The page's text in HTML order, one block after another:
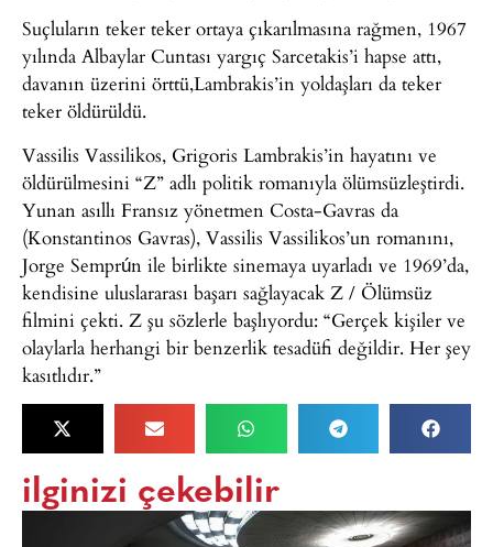
Suçluların teker teker ortaya çıkarılmasına rağmen, 1967
yılında Albaylar Cuntası yargıç Sarcetakis’i hapse attı,
davanın üzerini örttü,Lambrakis’in yoldaşları da teker
teker öldürüldü.
Vassilis Vassilikos, Grigoris Lambrakis’in hayatını ve
öldürülmesini “Z” adlı politik romanıyla ölümsüzleştirdi.
Yunan asıllı Fransız yönetmen Costa-Gavras da
(Konstantinos Gavras), Vassilis Vassilikos’un romanını,
Jorge Semprún ile birlikte sinemaya uyarladı ve 1969’da,
kendisine uluslararası başarı sağlayacak Z / Ölümsüz
filmini çekti. Z şu sözlerle başlıyordu: “Gerçek kişiler ve
olaylarla herhangi bir benzerlik tesadüfi değildir. Her şey
kasıtlıdır.”
ilginizi çekebilir